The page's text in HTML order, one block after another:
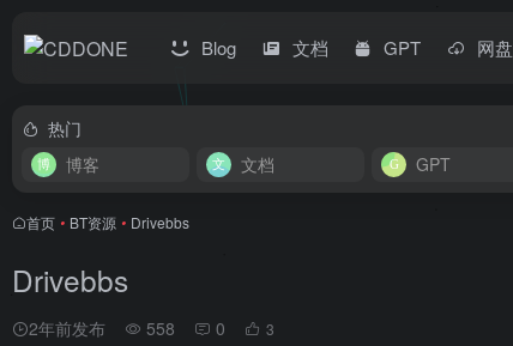
Blog 文档 GPT 网盘
热门
博客
文档 GPT
首页 • BT资源 • Drivebbs
Drivebbs
2年前发布 558 0 3